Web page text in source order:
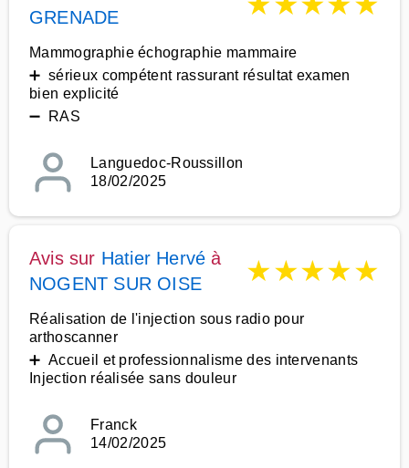
GRENADE
Mammographie échographie mammaire
➕ sérieux compétent rassurant résultat examen
bien explicité
➖ RAS
Languedoc-Roussillon
18/02/2025
Avis sur Hatier Hervé à
NOGENT SUR OISE
★★★★★
Réalisation de l'injection sous radio pour
arthoscanner
➕ Accueil et professionnalisme des intervenants
Injection réalisée sans douleur
Franck
14/02/2025